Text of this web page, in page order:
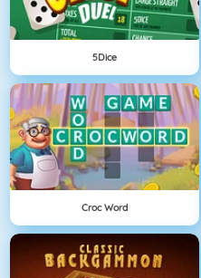
5Dice
Croc Word